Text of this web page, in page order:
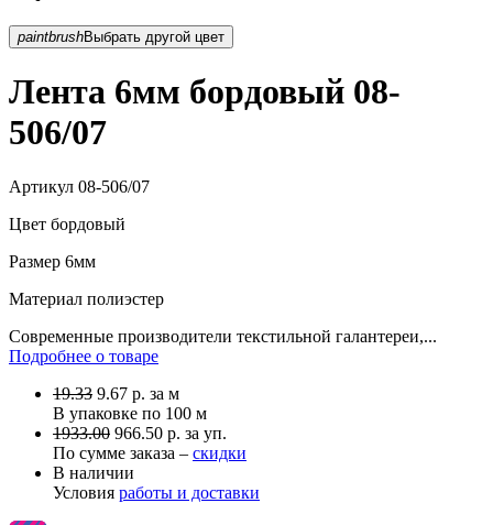
paintbrush Выбрать другой цвет
Лента 6мм бордовый 08-
506/07
Артикул 08-506/07
Цвет бордовый
Размер 6мм
Материал полиэстер
Современные производители текстильной галантереи,...
Подробнее о товаре
19.33 9.67 р. за м
В упаковке по 100 м
1933.00 966.50 р. за уп.
По сумме заказа – скидки
В наличии
Условия работы и доставки